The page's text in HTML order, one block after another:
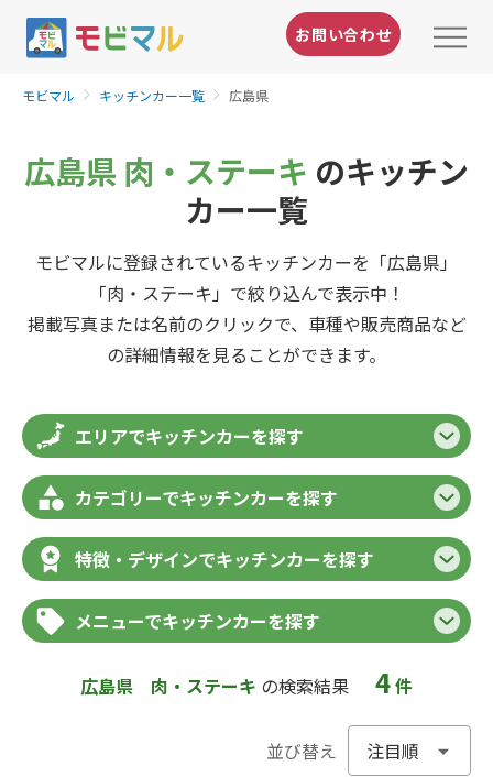
お問い合わせ
モビマル キッチンカー一覧 広島県
広島県 肉・ステーキ のキッチン
カー一覧
モビマルに登録されているキッチンカーを「広島県」
「肉・ステーキ」で絞り込んで表示中！
掲載写真または名前のクリックで、車種や販売商品など
の詳細情報を見ることができます。
エリアでキッチンカーを探す
カテゴリーでキッチンカーを探す
特徴・デザインでキッチンカーを探す
メニューでキッチンカーを探す
広島県 肉・ステーキ の検索結果 4件
並び替え